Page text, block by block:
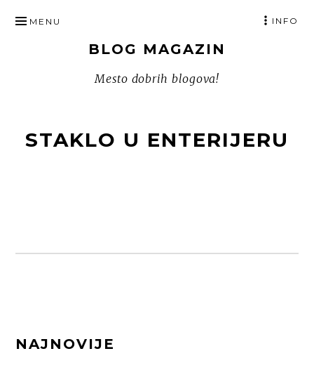
TO
BLOG MAGAZIN
Mesto dobrih blogova!
MENU INFO
STAKLO U ENTERIJERU
FOOTER
NAJNOVIJE